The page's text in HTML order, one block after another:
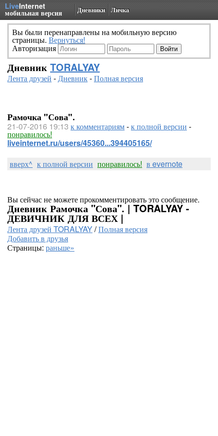
LiveInternet
мобильная версия Дневники Личка
Вы были перенаправлены на мобильную версию
страницы. Вернуться!
Авторизация
Дневник TORALYAY
Лента друзей -Дневник-Полная версия
Рамочка "Сова".
21-07-2016 19:13 к комментариям-к полной версии -
понравилось!
liveinternet.ru/users/45360...394405165/
вверх^ к полной версии понравилось! в evernote
Вы сейчас не можете прокомментировать это сообщение.
Дневник Рамочка "Сова". | TORALYAY -
ДЕВИЧНИК ДЛЯ ВСЕХ |
Лента друзей TORALYAY/Полная версия
Добавить в друзья
Страницы: раньше»